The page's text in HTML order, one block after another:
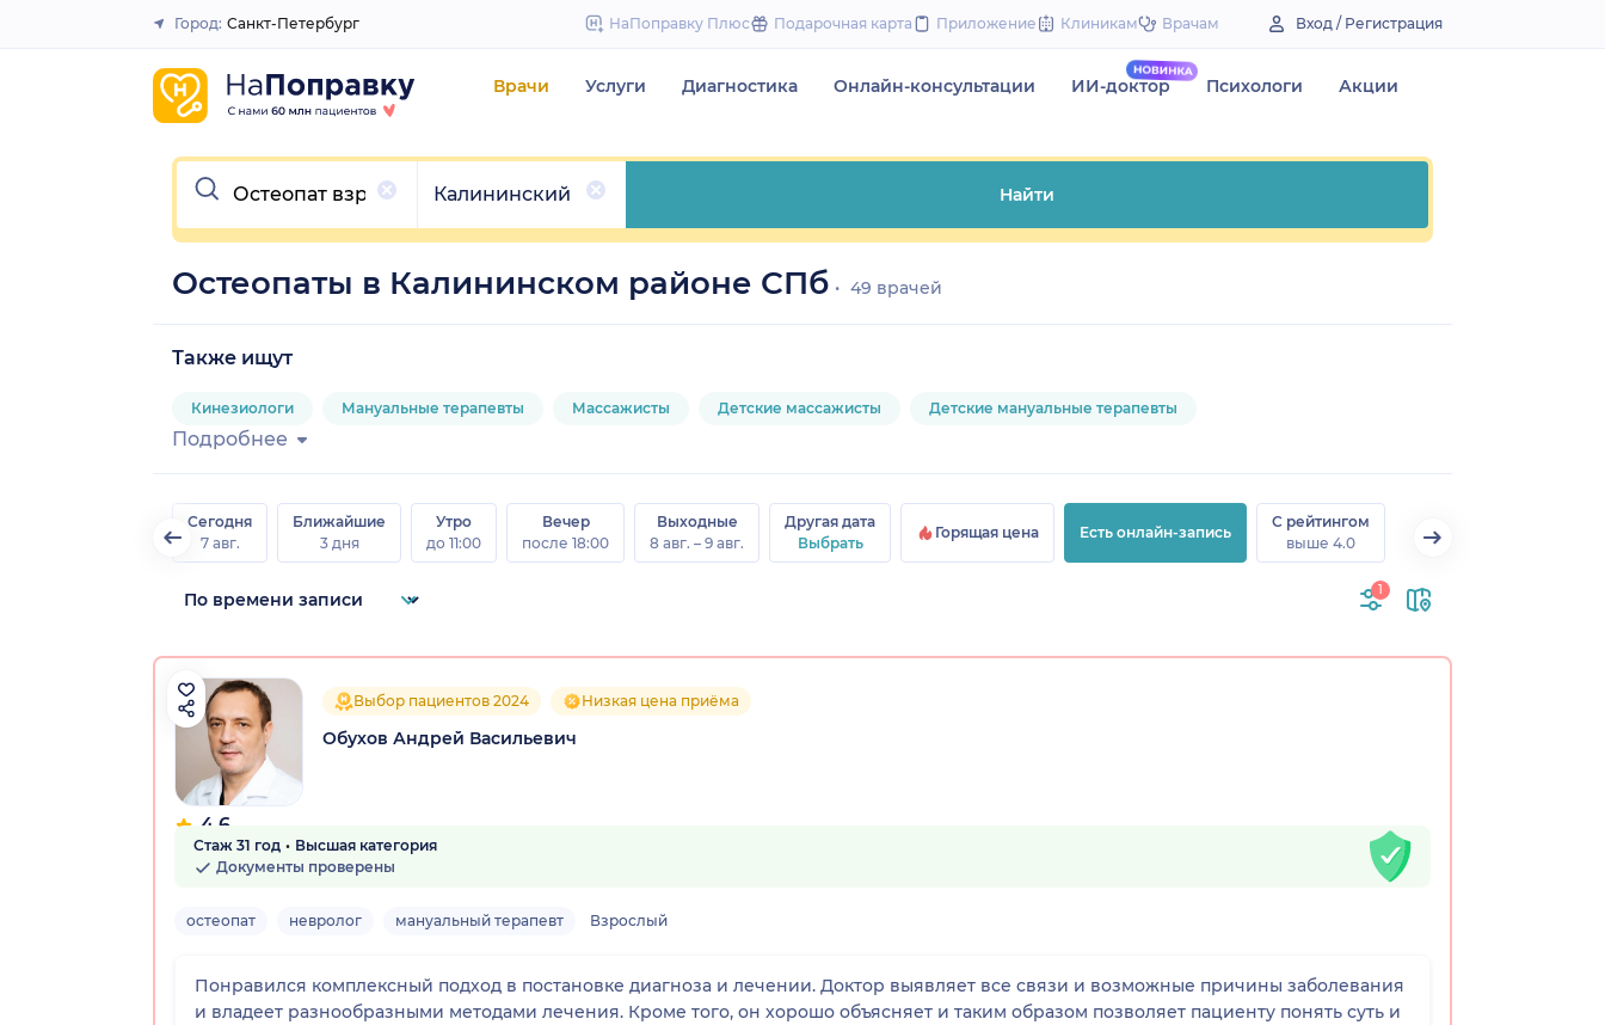
to
Закрыть
Город: Санкт-Петербург НаПоправку Плюс Подарочная карта Приложение Клиникам Врачам Вход / Регистрация
Врачи Услуги Диагностика Онлайн-консультации ИИ-доктор Психологи Акции
Очистить
Калининский
Найти
Остеопаты в Калининском районе СПб 49 врачей
Также ищут
Кинезиологи Мануальные терапевты Массажисты Детские массажисты Детские мануальные терапевты
Подробнее
Сегодня
7 авг.
Ближайшие
3 дня
Утро
до 11:00
Вечер
после 18:00
Выходные
8 авг. – 9 авг.
Другая дата
Выбрать
Горящая цена Есть онлайн-запись
С рейтингом
выше 4.0
1
4.6
46 отзывов
Выбор пациентов 2024 Низкая цена приёма
Обухов Андрей Васильевич
Стаж 31 год
Высшая категория
Документы проверены
остеопат невролог мануальный терапевт Взрослый
Понравился комплексный подход в постановке диагноза и лечении. Доктор выявляет все связи и возможные причины заболевания
и владеет разнообразными методами лечения. Кроме того, он хорошо объясняет и таким образом позволяет пациенту понять суть и